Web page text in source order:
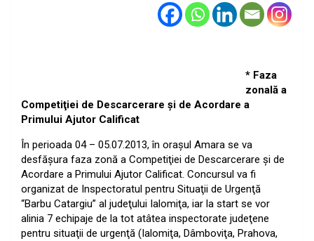
* Faza
zonală a
Competiţiei de Descarcerare şi de Acordare a
Primului Ajutor Calificat
În perioada 04 – 05.07.2013, în oraşul Amara se va
desfăşura faza zonă a Competiţiei de Descarcerare şi de
Acordare a Primului Ajutor Calificat. Concursul va fi
organizat de Inspectoratul pentru Situaţii de Urgenţă
“Barbu Catargiu” al judeţului Ialomiţa, iar la start se vor
alinia 7 echipaje de la tot atâtea inspectorate judeţene
pentru situaţii de urgenţă (Ialomiţa, Dâmboviţa, Prahova,